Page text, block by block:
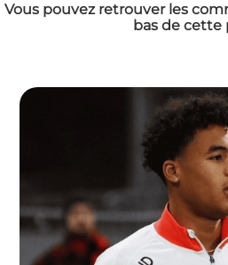
Vous pouvez retrouver les
bas de cette